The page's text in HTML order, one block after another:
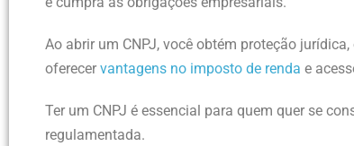
Ao abrir um CNPJ, você obtém proteção
oferecer vantagens no imposto de renda e
Ter um CNPJ é essencial para quem quer se
regulamentada.